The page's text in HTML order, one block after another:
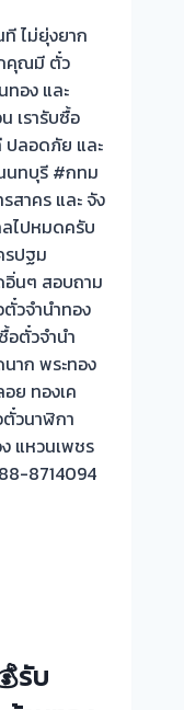
ไม่ยุ่งยาก
กคุณมี ตั๋ว
ทอง และ
เรารับซื้อ
ปลอดภัย และ
นทบุรี #กทม
าคร และ จัง
ไปหมดครับ
รปฐม
นๆ สอบถาม
วจำนำทอง
ตั๋วจำนำ
าก พระทอง
ย ทองเค
ตั๋วนาฬิกา
แหวนเพชร
8714094
รับ